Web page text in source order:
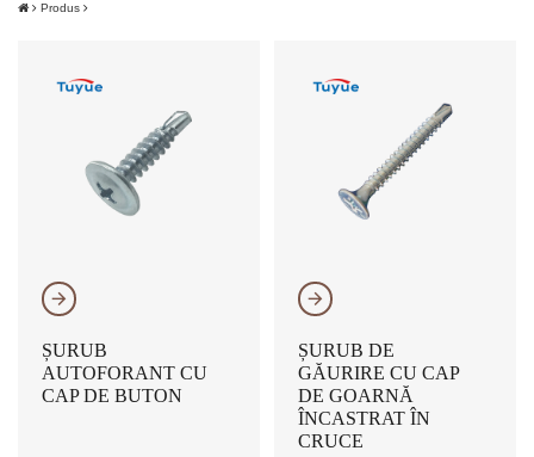
Produs
𐃔
ȘURUB
AUTOFORANT CU
CAP DE BUTON
𐃔
ȘURUB DE
GĂURIRE CU CAP
DE GOARNĂ
ÎNCASTRAT ÎN
CRUCE